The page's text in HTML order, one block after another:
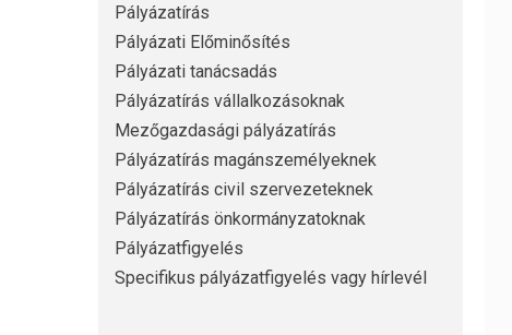
Pályázatírás
Pályázati Előminősítés
Pályázati tanácsadás
Pályázatírás vállalkozásoknak
Mezőgazdasági pályázatírás
Pályázatírás magánszemélyeknek
Pályázatírás civil szervezeteknek
Pályázatírás önkormányzatoknak
Pályázatfigyelés
Specifikus pályázatfigyelés vagy hírlevél